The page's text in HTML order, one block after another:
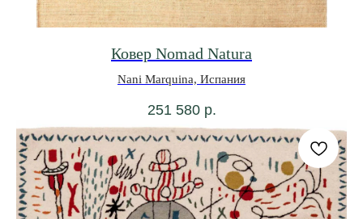
Ковер Nomad Natura
Nani Marquina, Испания
251 580 р.